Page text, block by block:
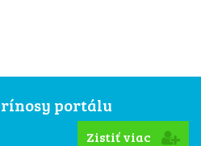
portálu
Zistiť viac